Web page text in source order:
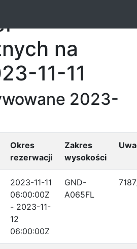
na
11-11
2023-
Okres
rezerwacji
Zakres
wysokości
2023-11-11
06:00:00Z
- 2023-11-
12
06:00:00Z
GND-
A065FL